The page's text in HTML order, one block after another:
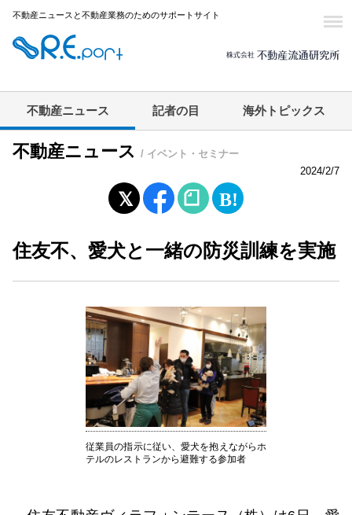
不動産ニュースと不動産業務のためのサポートサイト
不動産ニュース 記者の目 海外トピックス
不動産ニュース / イベント・セミナー
2024/2/7
住友不、愛犬と一緒の防災訓練を実施
従業員の指示に従い、愛犬を抱えながらホ
テルのレストランから避難する参加者